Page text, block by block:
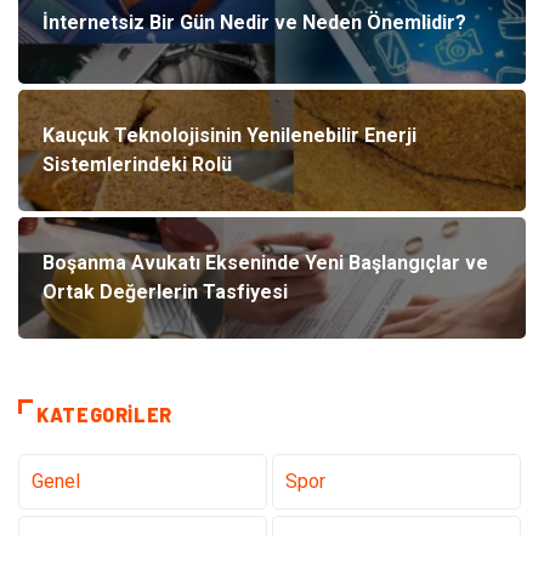
İnternetsiz Bir Gün Nedir ve Neden Önemlidir?
Kauçuk Teknolojisinin Yenilenebilir Enerji
Sistemlerindeki Rolü
Boşanma Avukatı Ekseninde Yeni Başlangıçlar ve
Ortak Değerlerin Tasfiyesi
KATEGORILER
Genel Spor